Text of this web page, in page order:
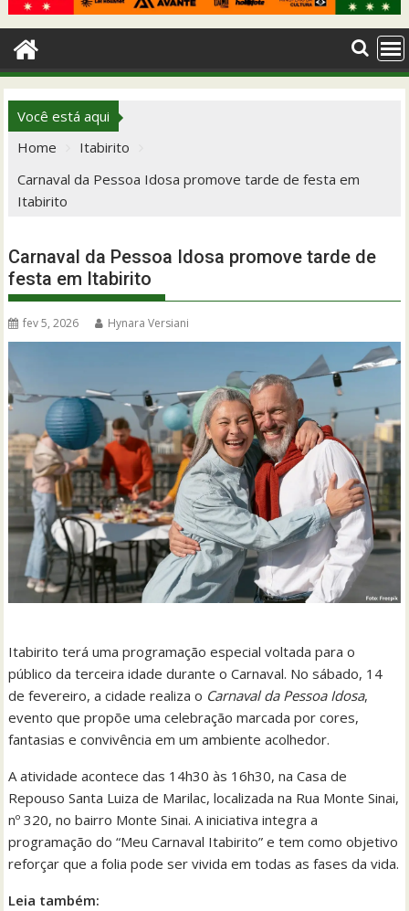
Você está aqui
Home
Itabirito
Carnaval da Pessoa Idosa promove tarde de festa em
Itabirito
Carnaval da Pessoa Idosa promove tarde de
festa em Itabirito
fev 5, 2026 Hynara Versiani
Itabirito terá uma programação especial voltada para o
público da terceira idade durante o Carnaval. No sábado, 14
de fevereiro, a cidade realiza o Carnaval da Pessoa Idosa,
evento que propõe uma celebração marcada por cores,
fantasias e convivência em um ambiente acolhedor.
A atividade acontece das 14h30 às 16h30, na Casa de
Repouso Santa Luiza de Marilac, localizada na Rua Monte Sinai,
nº 320, no bairro Monte Sinai. A iniciativa integra a
programação do “Meu Carnaval Itabirito” e tem como objetivo
reforçar que a folia pode ser vivida em todas as fases da vida.
Leia também: